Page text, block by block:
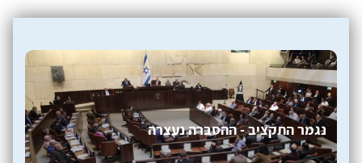
נגמר התקציב - ההסברה נעצרה